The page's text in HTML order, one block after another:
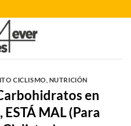
CICLISMO NUTRICIÓN
en
MAL (Para